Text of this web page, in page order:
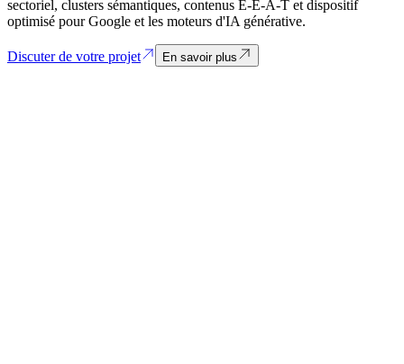
sectoriel, clusters sémantiques, contenus E-E-A-T et dispositif
optimisé pour Google et les moteurs d'IA générative.
Discuter de votre projet En savoir plus